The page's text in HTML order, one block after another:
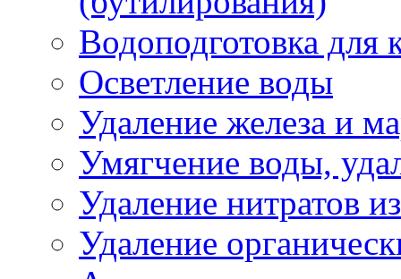
Водоподготовка для
Осветление воды
Удаление железа и
Умягчение воды,
Удаление нитратов
Удаление